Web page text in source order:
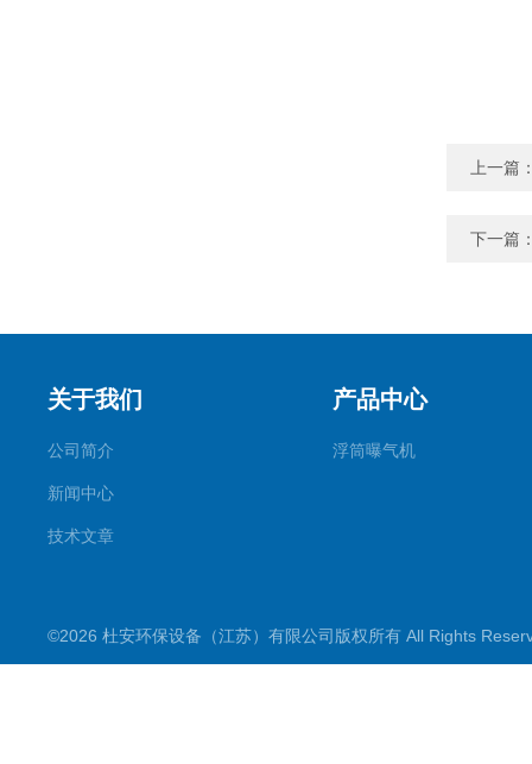
上一篇
下一篇
关于我们
公司简介
新闻中心
技术文章
产品中心
浮筒曝气机
©2026 杜安环保设备（江苏）有限公司版权所有 All Rights